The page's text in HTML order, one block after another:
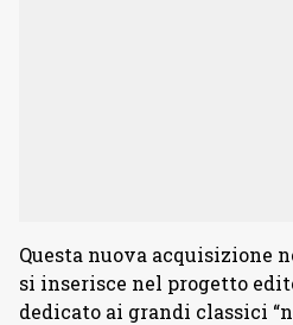
Questa nuova acquisizione
si inserisce nel progetto
dedicato ai grandi classici